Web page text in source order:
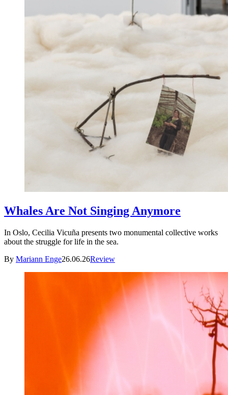
Whales Are Not Singing Anymore
In Oslo, Cecilia Vicuña presents two monumental collective works
about the struggle for life in the sea.
By Mariann Enge26.06.26Review